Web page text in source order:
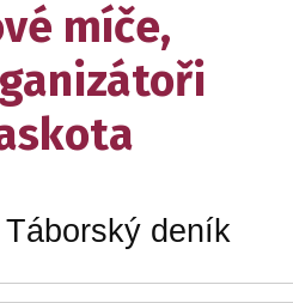
míče,
Táborský deník